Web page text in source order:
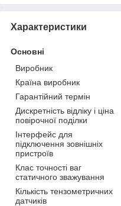
Характеристики
Основні
Виробник
Країна виробник
Гарантійний термін
Дискретність відліку і ціна
повірочної поділки
Інтерфейс для
підключення зовнішніх
пристроїв
Клас точності ваг
статичного зважування
Кількість тензометричних
датчиків